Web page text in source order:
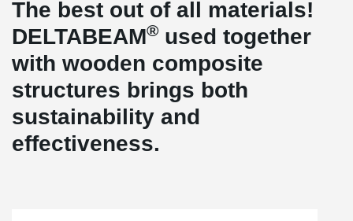
The best out of all materials!
DELTABEAM® used together
with wooden composite
structures brings both
sustainability and
effectiveness.